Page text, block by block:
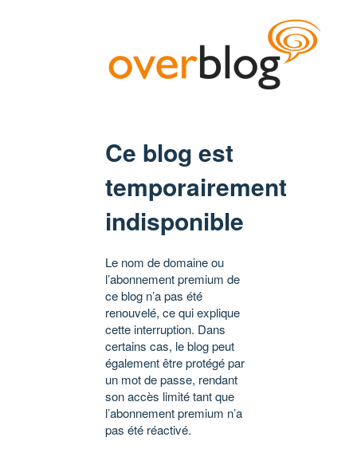
Ce blog est
temporairement
indisponible
Le nom de domaine ou
l’abonnement premium de
ce blog n’a pas été
renouvelé, ce qui explique
cette interruption. Dans
certains cas, le blog peut
également être protégé par
un mot de passe, rendant
son accès limité tant que
l’abonnement premium n’a
pas été réactivé.